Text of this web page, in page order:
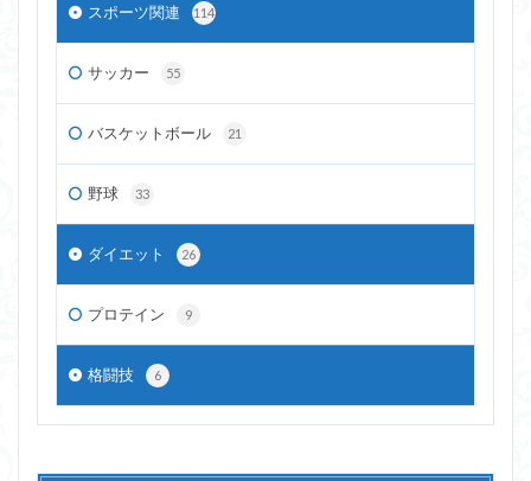
スポーツ関連 114
サッカー 55
バスケットボール 21
野球 33
ダイエット 26
プロテイン 9
格闘技 6